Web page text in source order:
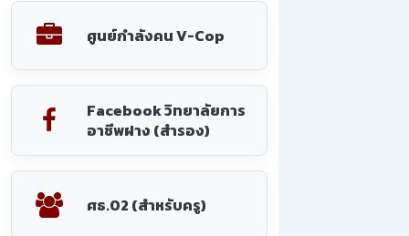
ศูนย์กำลังคน V-Cop
Facebook วิทยาลัยการ
อาชีพฝาง (สำรอง)
ศธ.02 (สำหรับครู)